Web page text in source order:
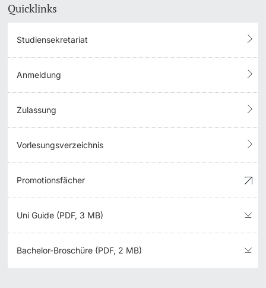
Quicklinks
Studiensekretariat
Anmeldung
Zulassung
Vorlesungsverzeichnis
Promotionsfächer
Uni Guide (PDF, 3 MB)
Bachelor-Broschüre (PDF, 2 MB)